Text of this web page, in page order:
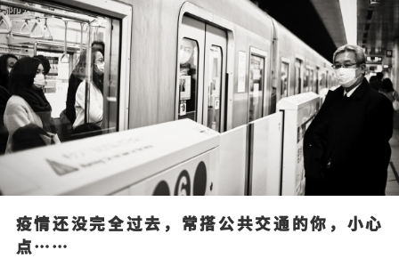
疫情还没完全过去，常搭公共交通的你，小心
点……